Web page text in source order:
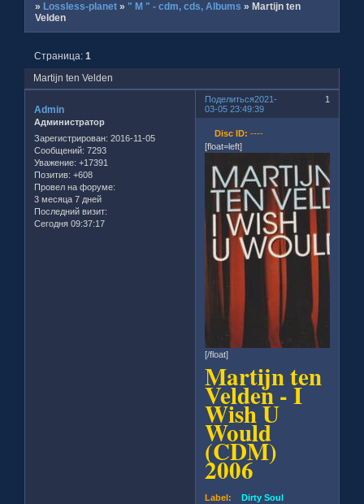
» Lossless-planet » " M " - cdm, cds, Albums » Martijn ten
Velden
Martijn ten Velden
Страница:1
Поделиться 1
2021-
03-05 23:49:39
Admin
Администратор
Зарегистрирован: 2016-11-05
Сообщений: 7293
Уважение: +17391
Позитив: +608
Провел на форуме:
3 месяца 7 дней
Последний визит:
Сегодня 09:37:17
Disc ID: ----
[float=left]
[/float]
Martijn ten
Velden - I
Wish U
Would
(CDM)
2006
Label: Dirty Soul